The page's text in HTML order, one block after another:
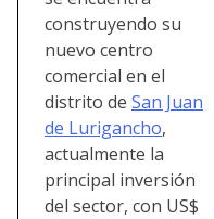
construyendo su
nuevo centro
comercial en el
distrito de San Juan
de Lurigancho,
actualmente la
principal inversión
del sector, con US$